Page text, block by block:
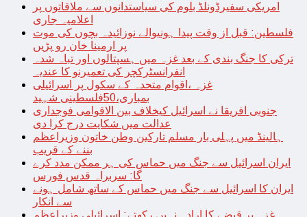
امریکی سفیرڈونلڈ بلوم کی سیاستدانوں سے ملاقاتوں پر
اعلامیہ جاری
فلسطین: قبل از وقت پیدا ہونیوالے نوزائیدہ بچوں کی موت
پر ارمینا خان رو پڑیں
ترکی کا جنگ بندی کے بعد غزہ میں ہسپتالوں اور تباہ شدہ
انفرانسٹرکچر کی تعمیرنو کا عندیہ
غزہ ،اقوام متحدہ کے سکول پر اسرائیلی
بمباری،50فلسطینی شہید
جنوبی افریقا نے اسرائیل کیخلاف بین الاقوامی فوجداری
عدالت میں شکایت درج کرا دی
ہالینڈ میں پہلی بار مسلم تارکین وطن خاتون وزیراعظم
بننے کے قریب
ایران اسرائیل سے جنگ میں حماس کی ہر ممکن مدد کرے
گا: سربراہ قدس فورس
ایران کا اسرائیل سے جنگ میں حماس کے ساتھ شامل ہونے
سے انکار
غزہ پر قبضے کا ارادہ نہیں رکھتے: اسرائیلی وزیراعظم